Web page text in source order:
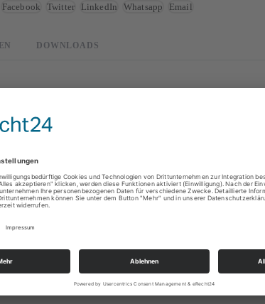
Facebook Twitter LinkedIn Whatsapp Email
DOWNLOADS